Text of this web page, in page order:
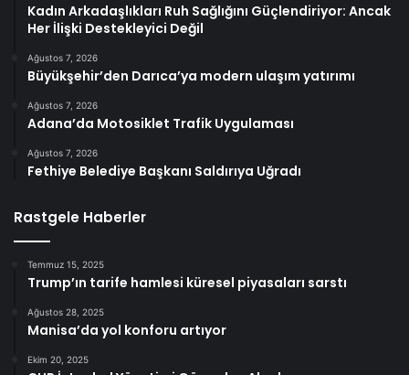
Kadın Arkadaşlıkları Ruh Sağlığını Güçlendiriyor: Ancak
Her İlişki Destekleyici Değil
Ağustos 7, 2026
Büyükşehir’den Darıca’ya modern ulaşım yatırımı
Ağustos 7, 2026
Adana’da Motosiklet Trafik Uygulaması
Ağustos 7, 2026
Fethiye Belediye Başkanı Saldırıya Uğradı
Rastgele Haberler
Temmuz 15, 2025
Trump’ın tarife hamlesi küresel piyasaları sarstı
Ağustos 28, 2025
Manisa’da yol konforu artıyor
Ekim 20, 2025